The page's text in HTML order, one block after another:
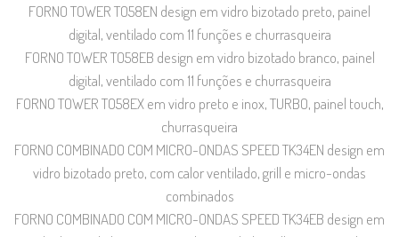
FORNO TOWER TO58EN design em vidro bizotado preto, painel
digital, ventilado com 11 funções e churrasqueira
FORNO TOWER TO58EB design em vidro bizotado branco, painel
digital, ventilado com 11 funções e churrasqueira
FORNO TOWER TO58EX em vidro preto e inox, TURBO, painel touch,
churrasqueira
FORNO COMBINADO COM MICRO-ONDAS SPEED TK34EN design em
vidro bizotado preto, com calor ventilado, grill e micro-ondas
combinados
FORNO COMBINADO COM MICRO-ONDAS SPEED TK34EB design em